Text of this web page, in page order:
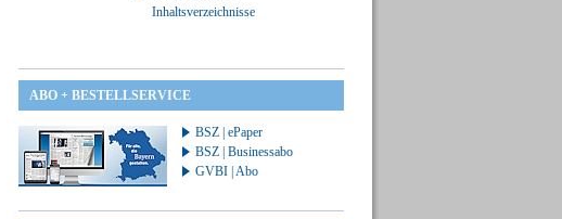
Inhaltsverzeichnisse
ABO + BESTELLSERVICE
BSZ | ePaper
BSZ | Businessabo
GVBI | Abo